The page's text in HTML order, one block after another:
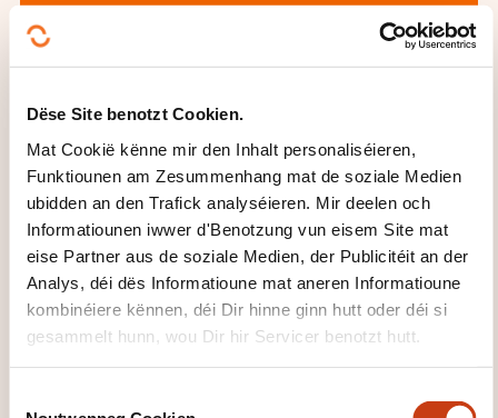
Dëse Site benotzt Cookien.
Mat Cookië kënne mir den Inhalt personaliséieren,
Funktiounen am Zesummenhang mat de soziale Medien
ubidden an den Trafick analyséieren. Mir deelen och
Informatiounen iwwer d'Benotzung vun eisem Site mat
eise Partner aus de soziale Medien, der Publicitéit an der
Analys, déi dës Informatioune mat aneren Informatioune
kombinéiere kënnen, déi Dir hinne ginn hutt oder déi si
gesammelt hunn, wou Dir hir Servicer benotzt hutt.
Wéi kann een
d'Formatiounsinstitut
kontaktéieren?
Rachel Gotting
rachel.gotting@mertert.lu
+352 74 00 16 122
l'Enfance et de la Jeunesse